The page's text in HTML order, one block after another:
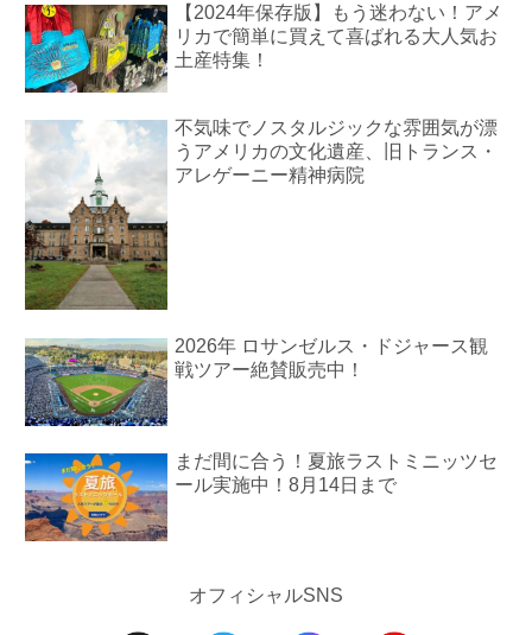
【2024年保存版】もう迷わない！アメ
リカで簡単に買えて喜ばれる大人気お
土産特集！
不気味でノスタルジックな雰囲気が漂
うアメリカの文化遺産、旧トランス・
アレゲーニー精神病院
2026年 ロサンゼルス・ドジャース観
戦ツアー絶賛販売中！
まだ間に合う！夏旅ラストミニッツセ
ール実施中！8月14日まで
オフィシャルSNS